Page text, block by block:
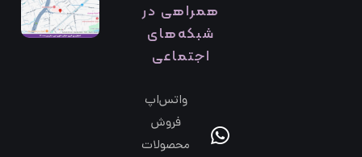
همراهی در
شبکه‌های
اجتماعی
واتس‌اپ
فروش
محصولات